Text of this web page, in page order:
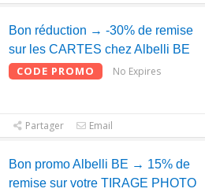
Bon réduction → -30% de remise
sur les CARTES chez Albelli BE
CODE PROMO No Expires
Partager Email
Bon promo Albelli BE → 15% de
remise sur votre TIRAGE PHOTO